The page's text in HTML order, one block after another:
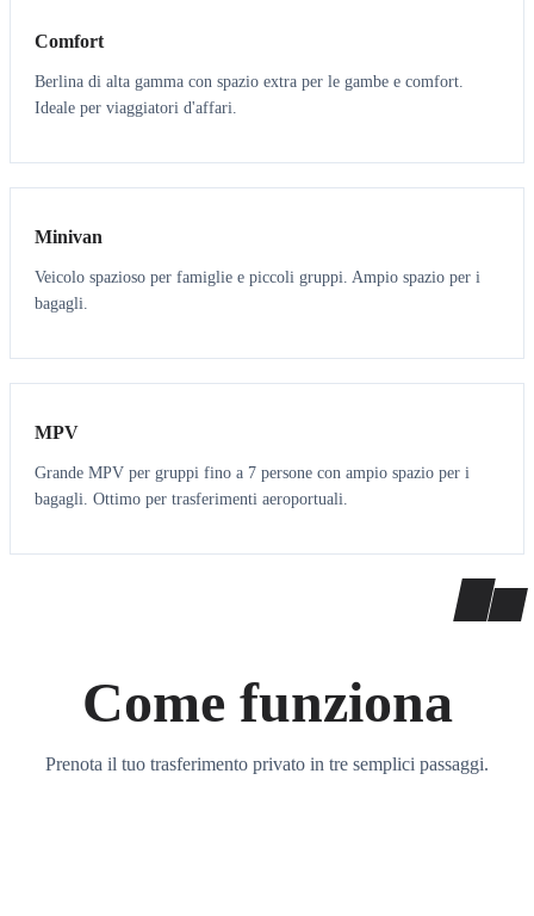
Comfort
Berlina di alta gamma con spazio extra per le gambe e comfort.
Ideale per viaggiatori d'affari.
6 5
Minivan
Veicolo spazioso per famiglie e piccoli gruppi. Ampio spazio per i
bagagli.
7 7
MPV
Grande MPV per gruppi fino a 7 persone con ampio spazio per i
bagagli. Ottimo per trasferimenti aeroportuali.
Come funziona
Prenota il tuo trasferimento privato in tre semplici passaggi.